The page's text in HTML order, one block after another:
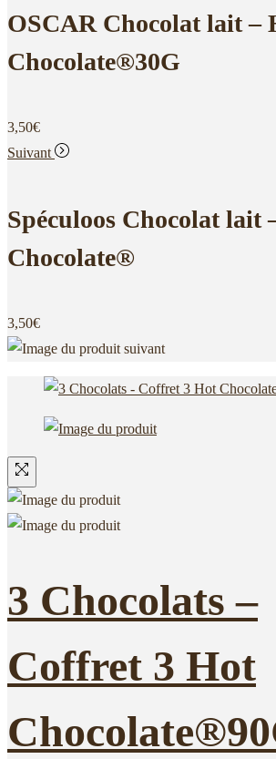
OSCAR Chocolat lait –
Chocolate®30G
3,50€
Suivant
Spéculoos Chocolat lait
Chocolate®
3,50€
3 Chocolats –
Coffret 3 Hot